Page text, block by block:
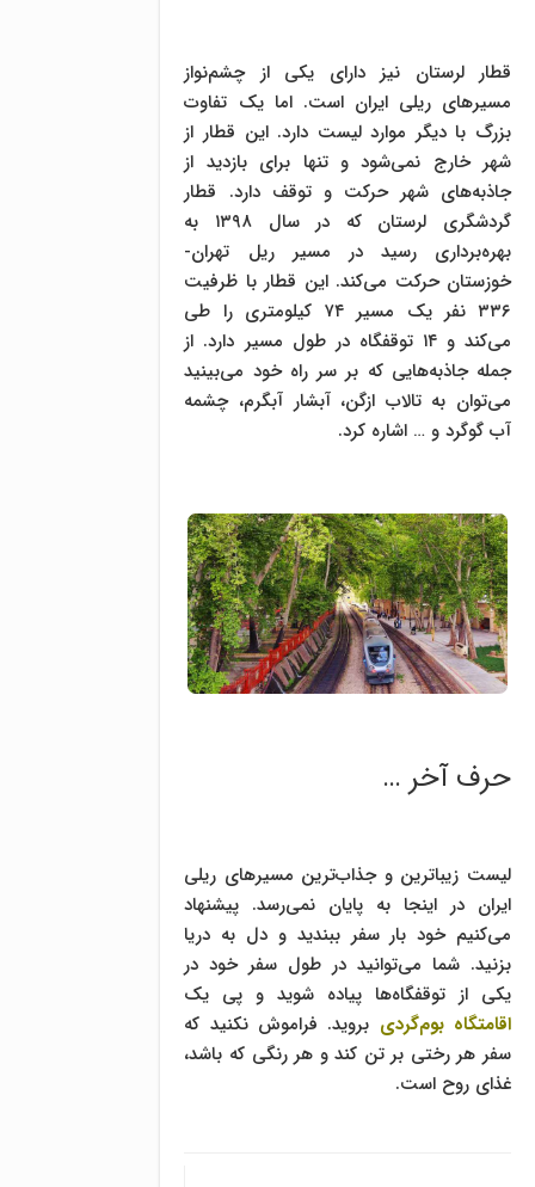
قطار لرستان نیز دارای یکی از چشم‌نواز
مسیرهای ریلی ایران است. اما یک تفاوت
بزرگ با دیگر موارد لیست دارد. این قطار از
شهر خارج نمی‌شود و تنها برای بازدید از
جاذبه‌های شهر حرکت و توقف دارد. قطار
گردشگری لرستان که در سال ۱۳۹۸ به
بهره‌برداری رسید در مسیر ریل تهران-
خوزستان حرکت می‌کند. این قطار با ظرفیت
۳۳۶ نفر یک مسیر ۷۴ کیلومتری را طی
می‌کند و ۱۴ توقفگاه در طول مسیر دارد. از
جمله جاذبه‌هایی که بر سر راه خود می‌بینید
می‌توان به تالاب ازگن، آبشار آبگرم، چشمه
آب گوگرد و … اشاره کرد.
حرف آخر …
لیست زیباترین و جذاب‌ترین مسیرهای ریلی
ایران در اینجا به پایان نمی‌رسد. پیشنهاد
می‌کنیم خود بار سفر ببندید و دل به دریا
بزنید. شما می‌توانید در طول سفر خود در
یکی از توقفگاه‌ها پیاده شوید و پی یک
اقامتگاه بوم‌گردی بروید. فراموش نکنید که
سفر هر رختی بر تن کند و هر رنگی که باشد،
غذای روح است.